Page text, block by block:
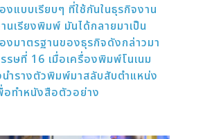
งแบบเรียบๆ ที่ใช้กันในธุรกิจงาน
เรียงพิมพ์ มันได้กลายมาเป็น
งมาตรฐานของธุรกิจดังกล่าวมา
รษที่ 16 เมื่อเครื่องพิมพ์โนเนม
ำรางตัวพิมพ์มาสลับสับตำแหน่ง
อทำหนังสือตัวอย่าง